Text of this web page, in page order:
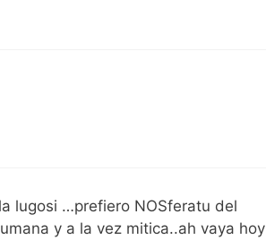
lugosi …prefiero NOSferatu del
y a la vez mitica..ah vaya hoy